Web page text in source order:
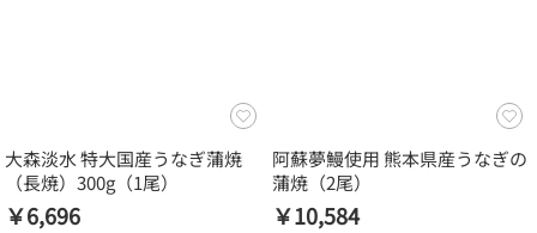
大森淡水 特大国産うなぎ蒲焼
（長焼）300g（1尾）
￥6,696
阿蘇夢鰻使用 熊本県産うなぎの
蒲焼（2尾）
￥10,584